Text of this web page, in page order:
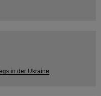
in der Ukraine